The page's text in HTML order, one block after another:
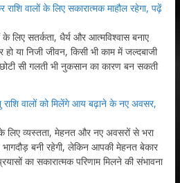
वालों के लिए सकारात्मक माहौल रहेगा, पढ़ें
लिए सतर्कता, धैर्य और आत्मविश्वास बनाए
या निजी जीवन, किसी भी काम में जल्दबाजी
सी गलती भी नुकसान का कारण बन सकती
वालों को मिलेंगे आय बढ़ाने के नए अवसर,
व्यस्तता, मेहनत और नए अवसरों से भरा
बनी रहेगी, लेकिन आपकी मेहनत बेकार
का सकारात्मक परिणाम मिलने की संभावना